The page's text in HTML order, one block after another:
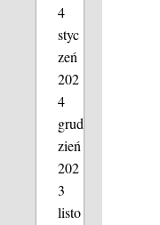
4
styc
zeń
202
4
grud
zień
202
3
listo